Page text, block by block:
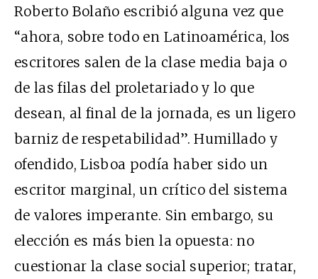
Roberto Bolaño escribió alguna vez que
“ahora, sobre todo en Latinoamérica, los
escritores salen de la clase media baja o
de las filas del proletariado y lo que
desean, al final de la jornada, es un ligero
barniz de respetabilidad”. Humillado y
ofendido, Lisboa podía haber sido un
escritor marginal, un crítico del sistema
de valores imperante. Sin embargo, su
elección es más bien la opuesta: no
cuestionar la clase social superior; tratar,